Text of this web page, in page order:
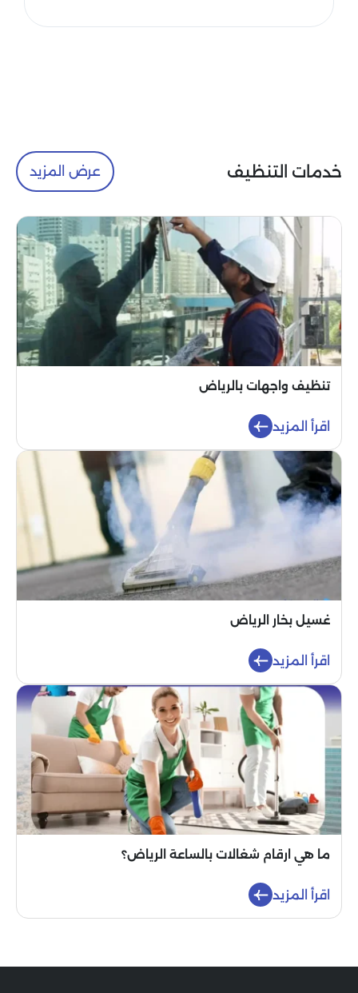
خدمات التنظيف عرض المزيد
تنظيف واجهات بالرياض
اقرأ المزيد
غسيل بخار الرياض
اقرأ المزيد
ما هي ارقام شغالات بالساعة الرياض؟
اقرأ المزيد